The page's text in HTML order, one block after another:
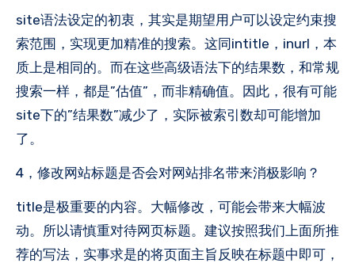
site语法设定的初衷，其实是期望用户可以设定约束搜
索范围，实现更加精准的搜索。这同intitle，inurl，本
质上是相同的。而在这些高级语法下的结果数，和常规
搜索一样，都是”估值”，而非精确值。因此，很有可能
site下的”结果数”减少了，实际被索引数却可能增加
了。
4，修改网站标题是否会对网站排名带来消极影响？
title是极重要的内容。大幅修改，可能会带来大幅波
动。所以请慎重对待网页标题。建议按照我们上面所推
荐的写法，实事求是的将页面主旨反映在标题中即可，